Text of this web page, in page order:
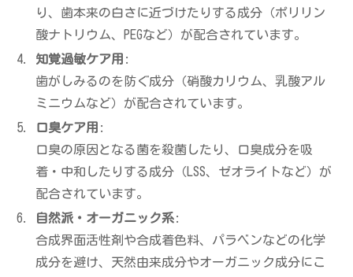
り、歯本来の白さに近づけたりする成分（ポリリン
酸ナトリウム、PEGなど）が配合されています。
知覚過敏ケア用 :
歯がしみるのを防ぐ成分（硝酸カリウム、乳酸アル
ミニウムなど）が配合されています。
口臭ケア用 :
口臭の原因となる菌を殺菌したり、口臭成分を吸
着・中和したりする成分（LSS、ゼオライトなど）が
配合されています。
自然派・オーガニック系:
合成界面活性剤や合成着色料、パラベンなどの化学
成分を避け、天然由来成分やオーガニック成分にこ